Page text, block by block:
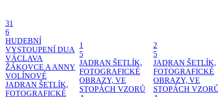
31
6
HUDEBNÍ
VYSTOUPENÍ DUA
VÁCLAVA
ŽÁKOVCE A ANNY
VOLÍNOVÉ
JADRAN ŠETLÍK,
FOTOGRAFICKÉ
1
5
JADRAN ŠETLÍK,
FOTOGRAFICKÉ
OBRAZY, VE
STOPÁCH VZORŮ
2
5
JADRAN ŠETLÍK,
FOTOGRAFICKÉ
OBRAZY, VE
STOPÁCH